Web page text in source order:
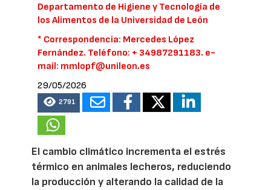
Departamento de Higiene y Tecnología de
los Alimentos de la Universidad de León
* Correspondencia: Mercedes López
Fernández. Teléfono: + 34987291183. e-
mail: mmlopf@unileon.es
29/05/2026
2791
El cambio climático incrementa el estrés
térmico en animales lecheros, reduciendo
la producción y alterando la calidad de la